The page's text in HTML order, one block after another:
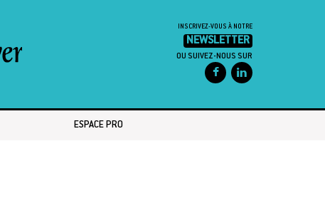
INSCRIVEZ-VOUS À NOTRE
NEWSLETTER
OU SUIVEZ-NOUS SUR
ESPACE PRO